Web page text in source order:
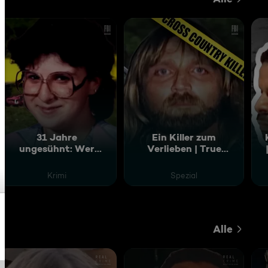
31 Jahre
ungesühnt: Wer
vom Land?
Krimi
Ein Killer zum
Verlieben | True
Spezial
Alle